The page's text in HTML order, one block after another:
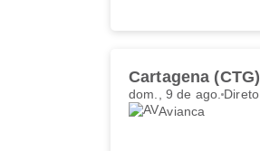
Cartagena (CTG)
dom., 9 de ago. Direto
Avianca